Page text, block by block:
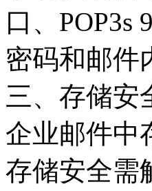
口、POP3s
密码和邮件
三、存储安
企业邮件中
存储安全需